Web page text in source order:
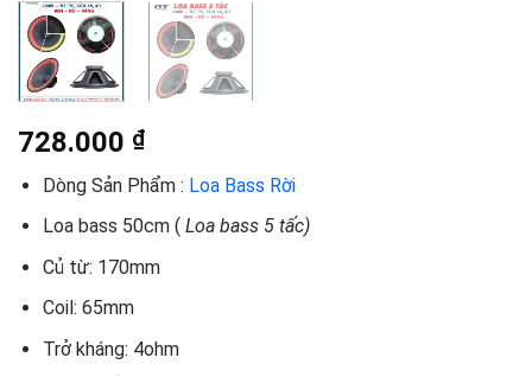
728.000 ₫
Dòng Sản Phẩm : Loa Bass Rời
Loa bass 50cm ( Loa bass 5 tấc)
Củ từ: 170mm
Coil: 65mm
Trở kháng: 4ohm